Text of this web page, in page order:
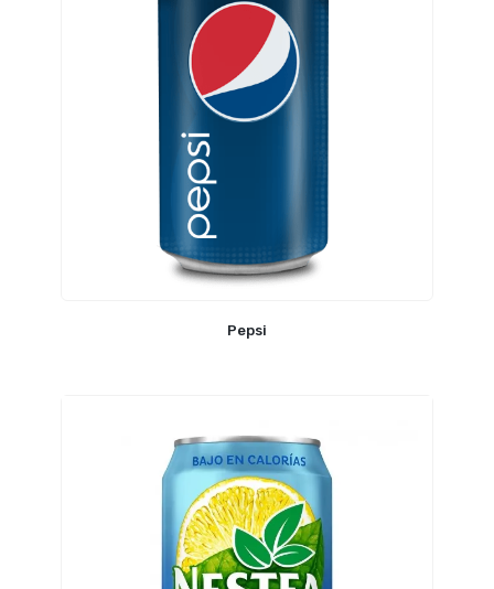
Pepsi